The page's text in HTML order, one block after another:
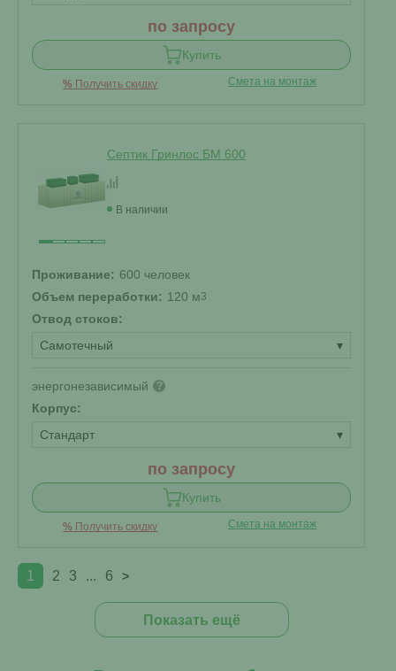
по запросу
Купить
% Получить скидку Смета на монтаж
Септик Гринлос БМ 600
В наличии
Проживание: 600 человек
Объем переработки: 120 м3
Отвод стоков:
Самотечный
▾
энергонезависимый ?
Корпус:
Стандарт
▾
по запросу
Купить
% Получить скидку Смета на монтаж
1 2 3 ... 6 >
Показать ещё